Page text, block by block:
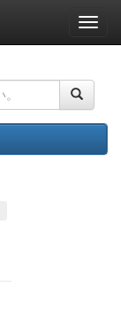
ナ
ビ
ー
ョ
ン